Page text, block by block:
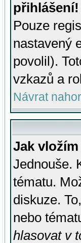
přihlášení!
Pouze
nastavený
povolil).
vzkazů a
Návrat
Jak
Jednouše.
tématu.
diskuze.
nebo
hlasovat v